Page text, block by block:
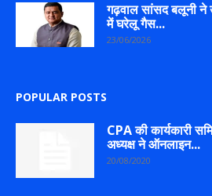
गढ़वाल सांसद बलूनी ने
में घरेलू गैस...
23/06/2026
POPULAR POSTS
CPA की कार्यकारी
अध्यक्ष ने ऑनलाइन...
20/08/2020